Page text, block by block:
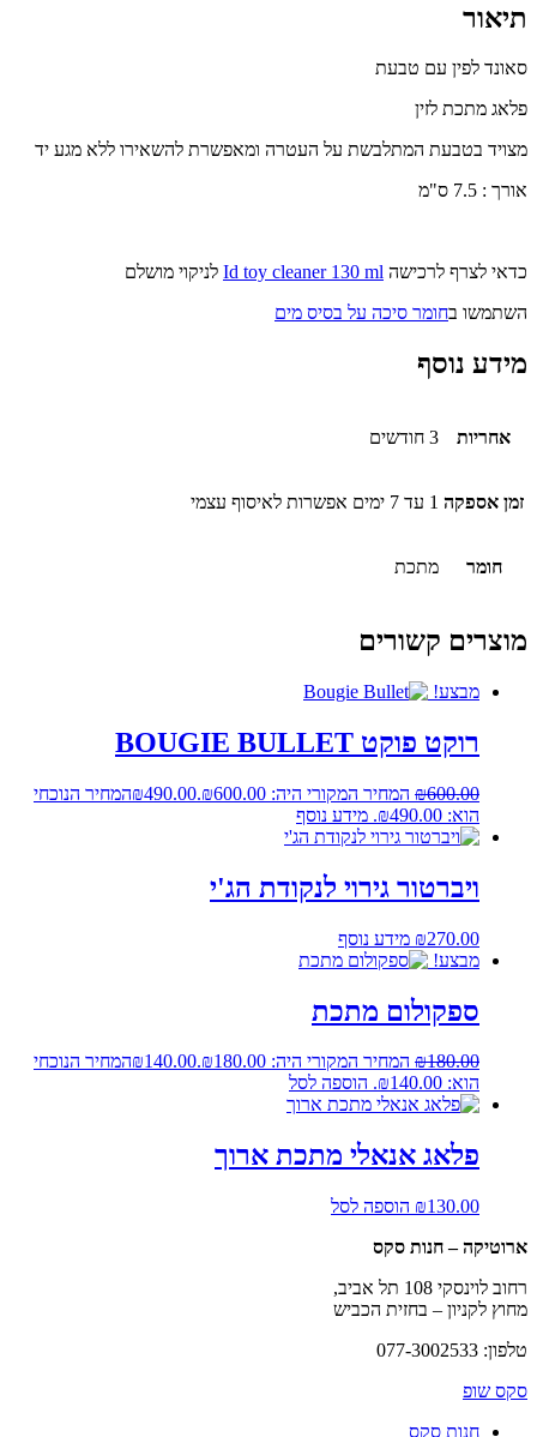
תיאור
סאונד לפין עם טבעת
פלאג מתכת לזין
מצויד בטבעת המתלבשת על העטרה ומאפשרת להשאירו ללא מגע יד
אורך : 7.5 ס"מ
כדאי לצרף לרכישה Id toy cleaner 130 ml לניקוי מושלם
השתמשו בחומר סיכה על בסיס מים
מידע נוסף
אחריות 3 חודשים
זמן אספקה 1 עד 7 ימים אפשרות לאיסוף עצמי
חומר מתכת
מוצרים קשורים
מבצע!
רוקט פוקט BOUGIE BULLET
₪600.00 המחיר המקורי היה: ₪600.00. ₪490.00
המחיר הנוכחי
הוא: ₪490.00.
מידע נוסף
ויברטור גירוי לנקודת הג'י
₪270.00
מידע נוסף
מבצע!
ספקולום מתכת
₪180.00 המחיר המקורי היה: ₪180.00. ₪140.00
המחיר הנוכחי
הוא: ₪140.00.
הוספה לסל
פלאג אנאלי מתכת ארוך
₪130.00
הוספה לסל
ארוטיקה – חנות סקס
רחוב לוינסקי 108 תל אביב,
מחוץ לקניון – בחזית הכביש
טלפון: 077-3002533
סקס שופ
חנות סקס